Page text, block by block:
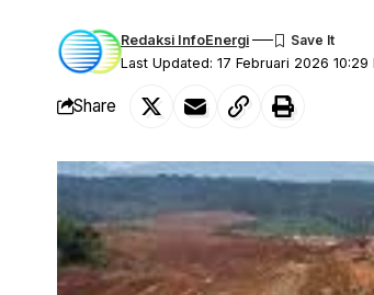
Last Updated: 17 Februari 2026 10:29
Redaksi InfoEnergi
Share